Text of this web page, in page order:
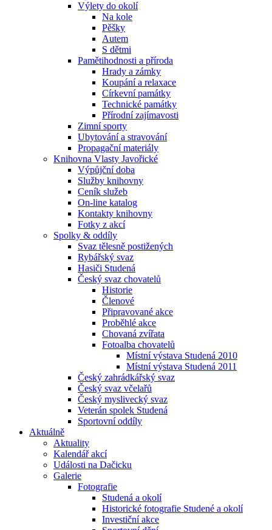
Výlety do okolí
Na kole
Pěšky
Autem
S dětmi
Pamětihodnosti a příroda
Hrady a zámky
Koupání a relaxace
Církevní památky
Technické památky
Přírodní zajímavosti
Zimní sporty
Ubytování a stravování
Propagační materiály
Knihovna Vlasty Javořické
Výpůjční doba
Služby knihovny
Ceník služeb
On-line katalog
Kontakty knihovny
Fotky z akcí
Spolky & oddíly
Svaz tělesně postižených
Rybářský svaz
Hasiči Studená
Český svaz chovatelů
Historie
Členové
Připravované akce
Proběhlé akce
Chovaná zvířata
Fotoalba chovatelů
Místní výstava Studená 2010
Místní výstava Studená 2011
Český zahrádkářský svaz
Český svaz včelařů
Český myslivecký svaz
Veterán spolek Studená
Sportovní oddíly
Aktuálně
Aktuality
Kalendář akcí
Události na Dačicku
Galerie
Fotografie
Studená a okolí
Historické fotografie Studené a okolí
Investiční akce